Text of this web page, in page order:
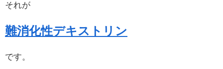
それが
難消化性デキストリン
です。